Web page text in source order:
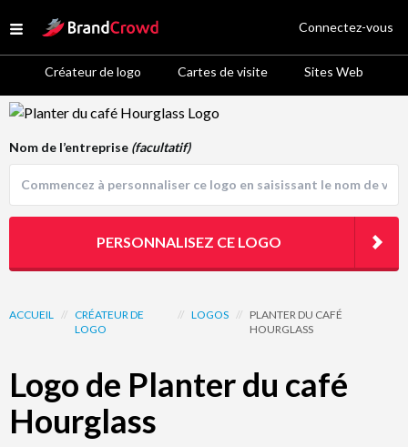
Open menu
Site Logo
Créateur de logo Cartes de visite Sites Web
Connectez-vous
Logo Template Preview
ACCUEIL // CRÉATEUR DE
LOGO
// LOGOS // PLANTER DU CAFÉ
HOURGLASS
Logo de Planter du café
Hourglass
Nom de l’entreprise (facultatif)
PERSONNALISEZ CE LOGO